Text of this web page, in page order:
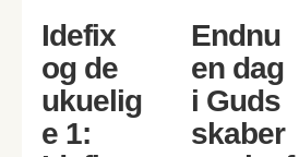
Idefix
og de
ukuelig
e 1:
Endnu
en dag
i Guds
skaber